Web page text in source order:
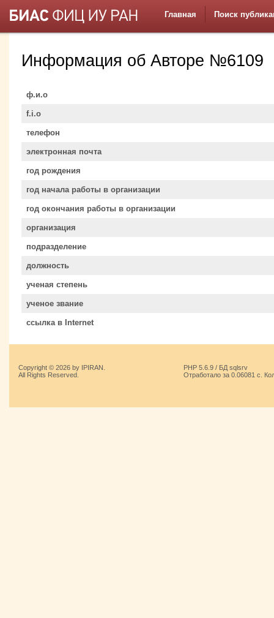
Главная Поиск
Информация об Авторе №6109
ф.и.о
f.i.o
телефон
электронная почта
год рождения
год начала работы в организации
год окончания работы в организации
организация
подразделение
должность
ученая степень
ученое звание
ссылка в Internet
Copyright © 2026 by IPIRAN.
All Rights Reserved.
PHP 5.6.9 / БД sqlsrv
Отработало за 0.06081 с.